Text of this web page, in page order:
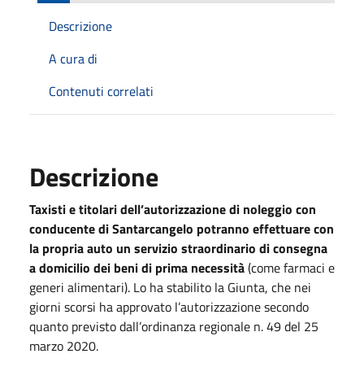
Descrizione
A cura di
Contenuti correlati
Descrizione
Taxisti e titolari dell’autorizzazione di noleggio con
conducente di Santarcangelo potranno effettuare con
la propria auto un servizio straordinario di consegna
a domicilio dei beni di prima necessità(come farmaci e
generi alimentari). Lo ha stabilito la Giunta, che nei
giorni scorsi ha approvato l’autorizzazione secondo
quanto previsto dall’ordinanza regionale n. 49 del 25
marzo 2020.